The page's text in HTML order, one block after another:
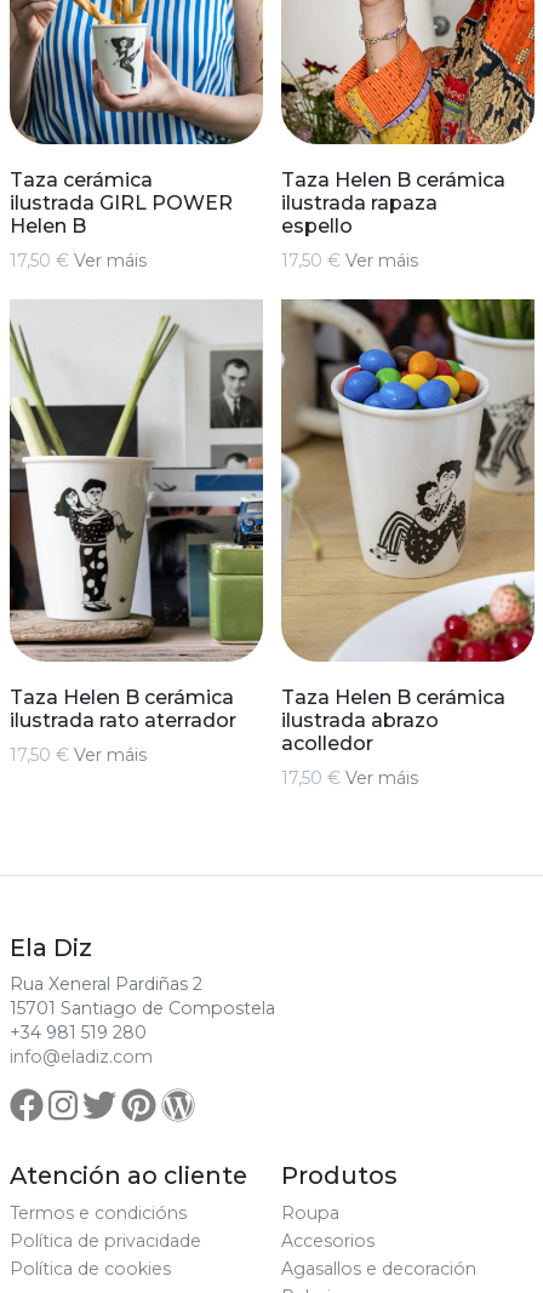
Taza cerámica
ilustrada GIRL POWER
Helen B
17,50 € Ver máis
Taza Helen B cerámica
ilustrada rapaza
espello
17,50 € Ver máis
Taza Helen B cerámica
ilustrada rato aterrador
17,50 € Ver máis
Taza Helen B cerámica
ilustrada abrazo
acolledor
17,50 € Ver máis
Ela Diz
Rua Xeneral Pardiñas 2
15701 Santiago de Compostela
+34 981 519 280
info@eladiz.com
Atención ao cliente
Termos e condicións
Política de privacidade
Política de cookies
Produtos
Roupa
Accesorios
Agasallos e decoración